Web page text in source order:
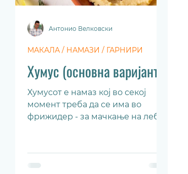
Хумус (основна варијанта)
Хумусот е намаз кој во секој
момент треба да се има во
фрижидер - за мачкање на леб,
МАКАЛА / НАМАЗИ / ГАРНИРИ
Антонио Велковски